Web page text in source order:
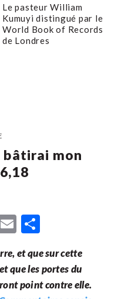
Le pasteur William
Kumuyi distingué par le
World Book of Records
de Londres
mon
Email
et que sur cette
que les portes du
point contre elle.